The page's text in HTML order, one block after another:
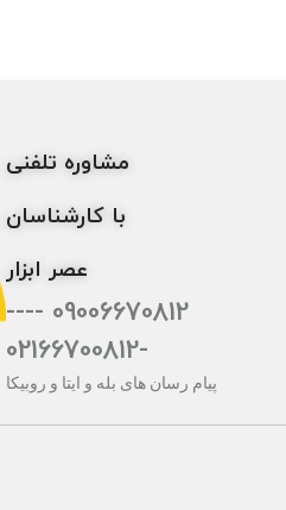
مشاوره تلفنی
با کارشناسان
عصر ابزار
09006670812 ----
-02166700812
پیام رسان های بله و ایتا و روبیکا